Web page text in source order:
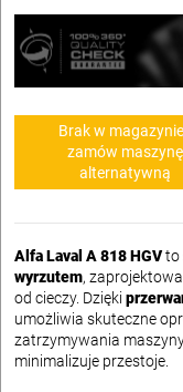
Brak w
zamów maszynę
alternatywną
Alfa Laval A 818 HGVto
wyrzutem,
od cieczy. Dzięki
umożliwia skuteczne
zatrzymywania
minimalizuje przestoje.